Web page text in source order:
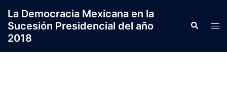
contenido
La Democracia Mexicana en la
Sucesión Presidencial del año
2018
Search